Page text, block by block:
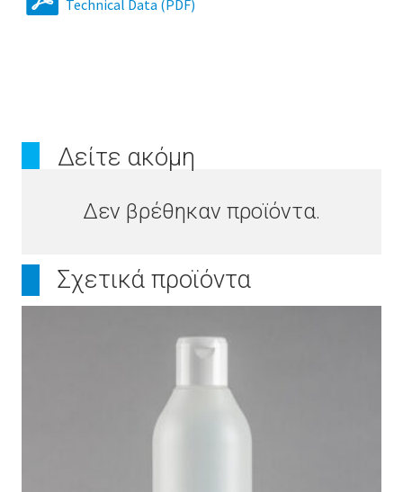
Technical Data (PDF)
Δείτε ακόμη
Δεν βρέθηκαν προϊόντα.
Σχετικά προϊόντα